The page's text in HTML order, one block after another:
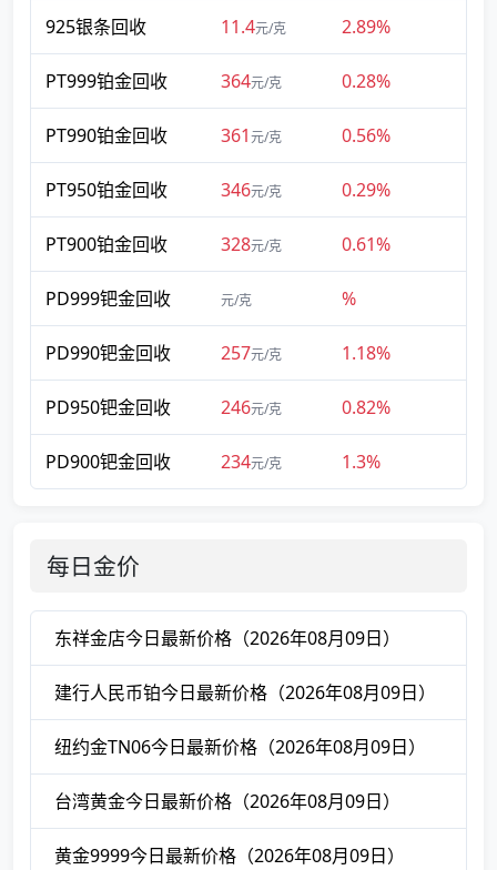
925银条回收 11.4元/克 2.89%
PT999铂金回收 364元/克 0.28%
PT990铂金回收 361元/克 0.56%
PT950铂金回收 346元/克 0.29%
PT900铂金回收 328元/克 0.61%
PD999钯金回收 元/克 %
PD990钯金回收 257元/克 1.18%
PD950钯金回收 246元/克 0.82%
PD900钯金回收 234元/克 1.3%
每日金价
东祥金店今日最新价格（2026年08月09日）
建行人民币铂今日最新价格（2026年08月09日）
纽约金TN06今日最新价格（2026年08月09日）
台湾黄金今日最新价格（2026年08月09日）
黄金9999今日最新价格（2026年08月09日）